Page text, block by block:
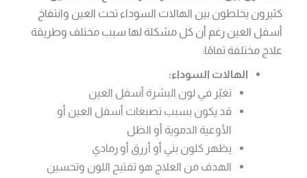
كثيرون يخلطون بين الهالات السوداء تحت العين وانتفاخ
أسفل العين رغم أن كل مشكلة لها سبب مختلف وطريقة
علاج مختلفة تمامًا:
الهالات السوداء:
تغيّر في لون البشرة أسفل العين
قد يكون بسبب تصبغات أسفل العين أو
الأوعية الدموية أو الظل
يظهر كلون بني أو أزرق أو رمادي
الهدف من العلاج هو تفتيح اللون وتحسين